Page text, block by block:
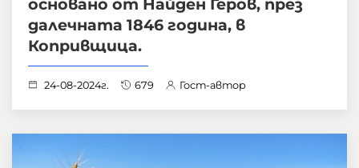
основано от Найден Геров, през
далечната 1846 година, в
Копривщица.
24-08-2024г. 679 Гост-автор